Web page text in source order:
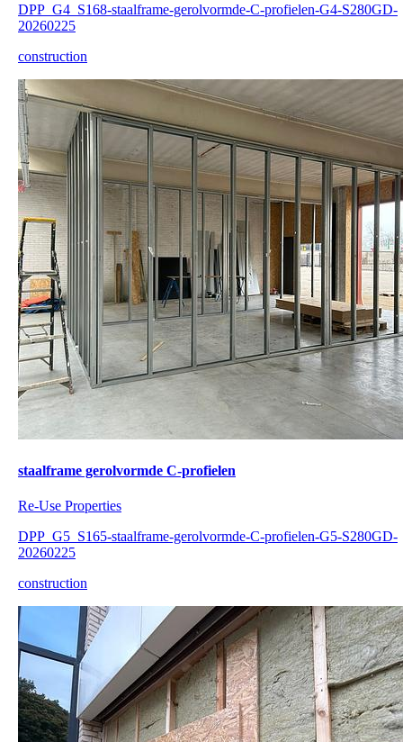
DPP_G4_S168-staalframe-gerolvormde-C-profielen-G4-S280GD-
20260225
construction
staalframe gerolvormde C-profielen
Re-Use Properties
DPP_G5_S165-staalframe-gerolvormde-C-profielen-G5-S280GD-
20260225
construction